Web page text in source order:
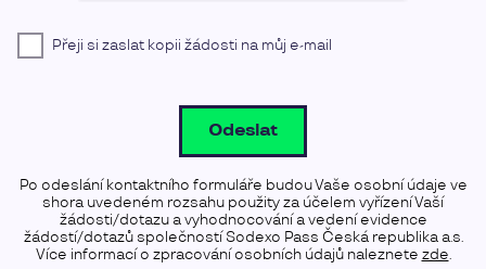
Přeji si zaslat kopii žádosti na můj e-mail
Odeslat
Po odeslání kontaktního formuláře budou Vaše osobní údaje ve
shora uvedeném rozsahu použity za účelem vyřízení Vaší
žádosti/dotazu a vyhodnocování a vedení evidence
žádostí/dotazů společností Sodexo Pass Česká republika a.s.
Více informací o zpracování osobních údajů naleznete zde.